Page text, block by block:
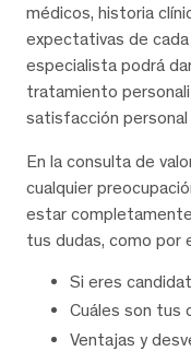
médicos, historia
expectativas de
especialista podrá
tratamiento
satisfacción
En la consulta de
cualquier
estar
tus dudas, como por
Si eres
Cuáles son tus
Ventajas y